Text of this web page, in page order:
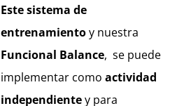
Este sistema de
entrenamientoy nuestra
Funcional Balance, se puede
implementar como actividad
independientey para